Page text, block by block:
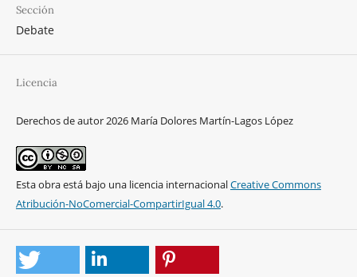
Sección
Debate
Licencia
Derechos de autor 2026 María Dolores Martín-Lagos López
Esta obra está bajo una licencia internacionalCreative Commons
Atribución-NoComercial-CompartirIgual 4.0.